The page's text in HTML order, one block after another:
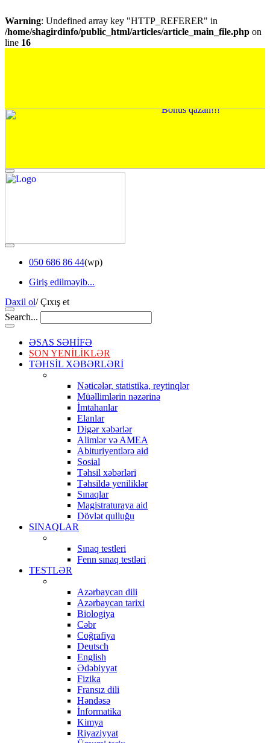
Warning: Undefined array key "HTTP_REFERER" in
/home/shagirdinfo/public_html/articles/article_main_file.php on
line 16
050 686 86 44(wp)
Giriş edilməyib...
Daxil ol/Çıxış et
Search...
ƏSAS SƏHİFƏ
SON YENİLİKLƏR
TƏHSİL XƏBƏRLƏRİ
Nəticələr, statistika, reytinqlər
Müəllimlərin nəzərinə
İmtahanlar
Elanlar
Digər xəbərlər
Alimlər və AMEA
Abituriyentlərə aid
Sosial
Təhsil xəbərləri
Təhsildə yeniliklər
Sınaqlar
Magistraturaya aid
Dövlət qulluğu
SINAQLAR
Sınaq testleri
Fenn sınaq testləri
TESTLƏR
Azərbaycan dili
Azərbaycan tarixi
Biologiya
Cəbr
Coğrafiya
Deutsch
English
Ədəbiyyat
Fizika
Fransız dili
Həndəsə
İnformatika
Kimya
Riyaziyyat